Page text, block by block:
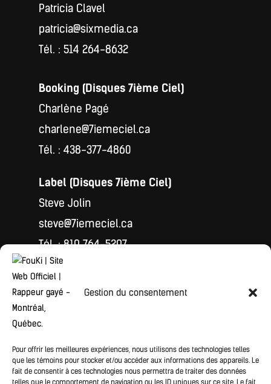
Gestion du consentement
Pour offrir les meilleures expériences, nous utilisons des technologies telles
que les témoins pour stocker et/ou accéder aux informations des appareils. Le
fait de consentir à ces technologies nous permettra de traiter des données
telles que le comportement de navigation ou les ID uniques sur ce site. Le fait
Patricia Clavel
patricia@sixmedia.ca
Tél. : 514 264-8632
Booking (Disques 7ième Ciel)
Charlène Pagé
charlene@7iemeciel.ca
Tél. : 438-377-4860
Label (Disques 7ième Ciel)
Steve Jolin
steve@7iemeciel.ca
Tél. : 819 764-5297
Merch
Jonathan Travers
boutique@7iemeciel.ca